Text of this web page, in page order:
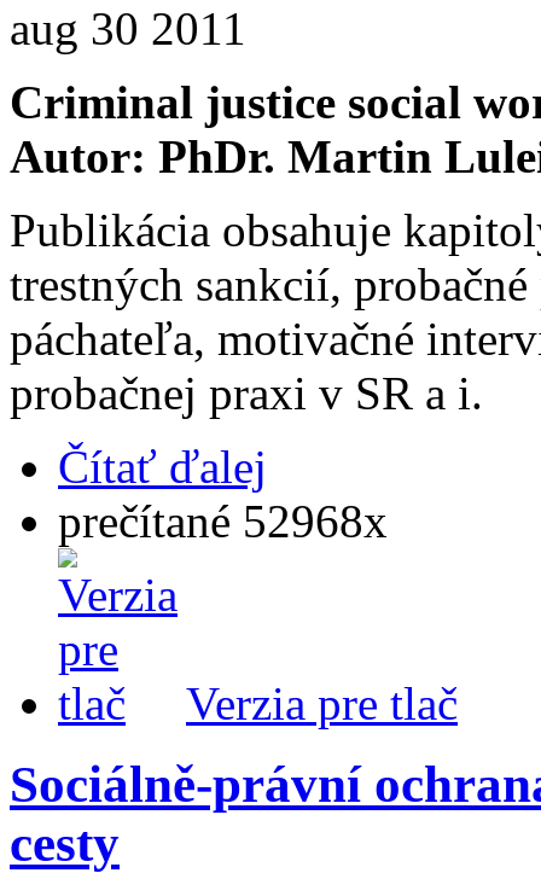
aug 30 2011
Criminal justice social
Autor: PhDr. Martin
Publikácia obsahuje
trestných sankcií,
páchateľa, motivačné
probačnej praxi v SR a i.
Čítať ďalej
prečítané 52968x
Verzia pre tlač
Sociálně-právní
cesty